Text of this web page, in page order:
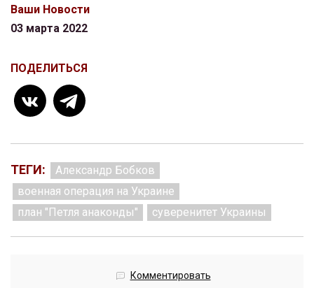
Ваши Новости
03 марта 2022
ПОДЕЛИТЬСЯ
ТЕГИ:
Александр Бобков
военная операция на Украине
план "Петля анаконды"
суверенитет Украины
Комментировать